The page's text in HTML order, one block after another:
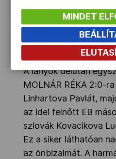
vigaszágban, de
4:13-ra legyőzte
a vigaszágon
A lányok délután
MOLNÁR RÉKA 2:0-
Linhartova Pavlát,
az idei felnőtt EB
szlovák Kovacikova
Ez a siker láthatóan
az önbizalmát. A
MINDET